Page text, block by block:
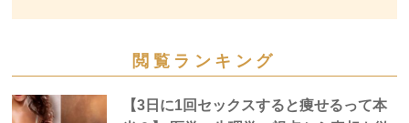
閲覧ランキング
【3日に1回セックスすると痩せるって本